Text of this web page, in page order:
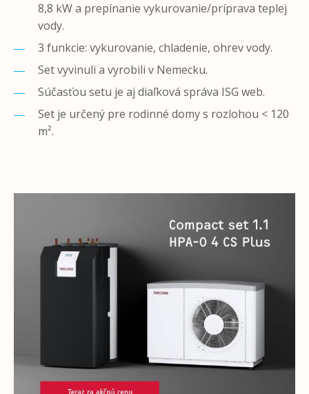
8,8 kW a prepínanie vykurovanie/príprava teplej
vody.
3 funkcie: vykurovanie, chladenie, ohrev vody.
Set vyvinuli a vyrobili v Nemecku.
Súčasťou setu je aj diaľková správa ISG web.
Set je určený pre rodinné domy s rozlohou < 120
m².